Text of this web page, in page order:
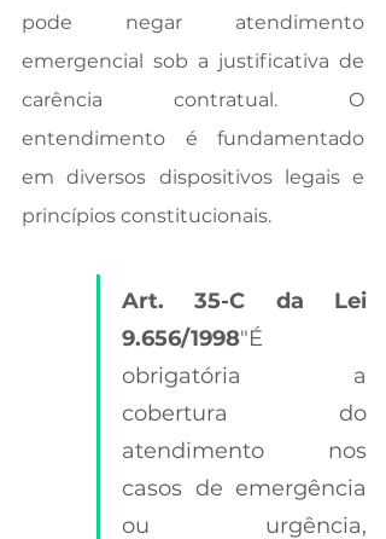
pode negar atendimento
emergencial sob a justificativa de
carência contratual. O
entendimento é fundamentado
em diversos dispositivos legais e
princípios constitucionais.
Art. 35-C da Lei
9.656/1998"É
obrigatória a
cobertura do
atendimento nos
casos de emergência
ou urgência,